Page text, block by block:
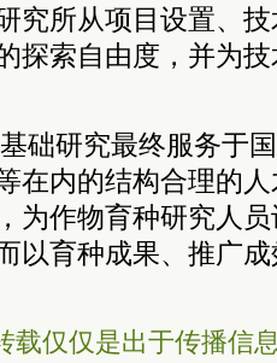
究所从项目设置、
探索自由度，并为
础研究最终服务于
在内的结构合理的
为作物育种研究人
以育种成果、推广
载仅仅是出于传播信